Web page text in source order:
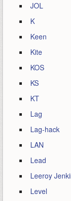
JOL
K
Keen
Kite
KOS
KS
KT
Lag
Lag-hack
LAN
Lead
Leeroy
Level